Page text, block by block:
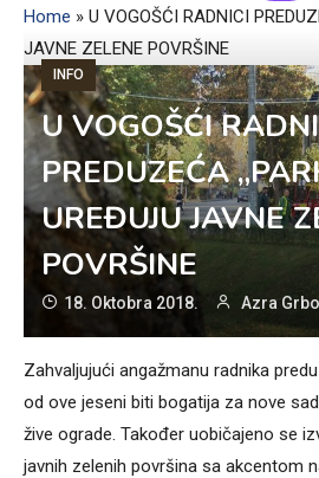
Home » U VOGOŠĆI RADNICI
JAVNE ZELENE POVRŠINE
INFO
U VOGOŠĆI
PREDUZEĆA
UREĐUJU JAVNE
POVRŠINE
18. Oktobra 2018. Azra Grbo
Zahvaljujući angažmanu radnika
od ove jeseni biti bogatija za nove
žive ograde. Također uobičajeno se
javnih zelenih površina sa akcentom